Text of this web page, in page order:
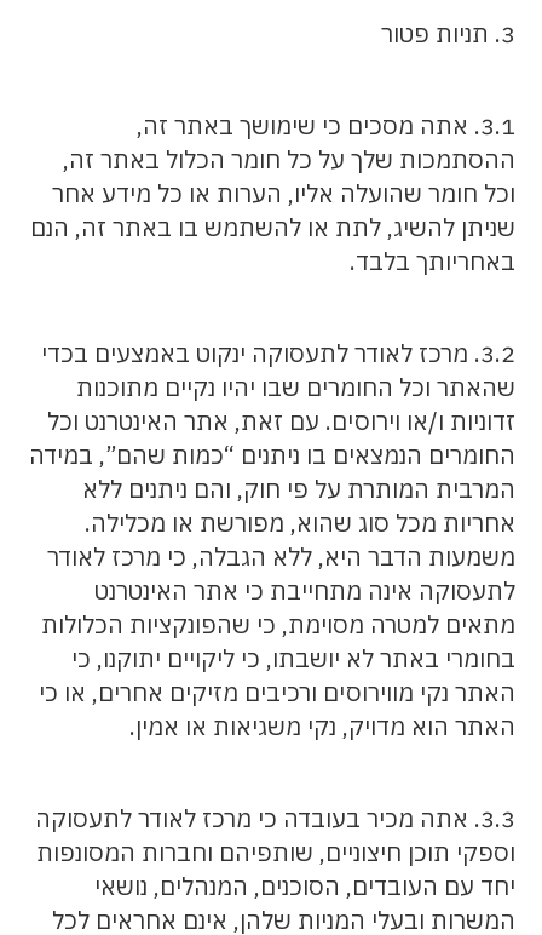
3. תניות פטור
3.1. אתה מסכים כי שימושך באתר זה,
ההסתמכות שלך על כל חומר הכלול באתר זה,
וכל חומר שהועלה אליו, הערות או כל מידע אחר
שניתן להשיג, לתת או להשתמש בו באתר זה, הנם
באחריותך בלבד.
3.2. מרכז לאודר לתעסוקה ינקוט באמצעים בכדי
שהאתר וכל החומרים שבו יהיו נקיים מתוכנות
זדוניות ו/או וירוסים. עם זאת, אתר האינטרנט וכל
החומרים הנמצאים בו ניתנים “כמות שהם”, במידה
המרבית המותרת על פי חוק, והם ניתנים ללא
אחריות מכל סוג שהוא, מפורשת או מכלילה.
משמעות הדבר היא, ללא הגבלה, כי מרכז לאודר
לתעסוקה אינה מתחייבת כי אתר האינטרנט
מתאים למטרה מסוימת, כי שהפונקציות הכלולות
בחומרי באתר לא יושבתו, כי ליקויים יתוקנו, כי
האתר נקי מווירוסים ורכיבים מזיקים אחרים, או כי
האתר הוא מדויק, נקי משגיאות או אמין.
3.3. אתה מכיר בעובדה כי מרכז לאודר לתעסוקה
וספקי תוכן חיצוניים, שותפיהם וחברות המסונפות
יחד עם העובדים, הסוכנים, המנהלים, נושאי
המשרות ובעלי המניות שלהן, אינם אחראים לכל